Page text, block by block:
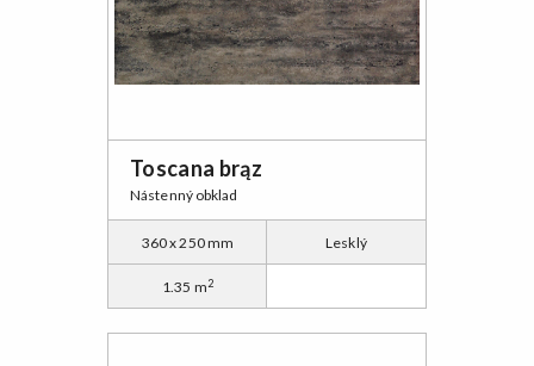
Toscana brąz
Nástenný obklad
360 x 250 mm Lesklý
1.35 m2